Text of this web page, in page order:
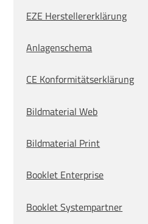
EZE Herstellererklärung
Anlagenschema
CE Konformitätserklärung
Bildmaterial Web
Bildmaterial Print
Booklet Enterprise
Booklet Systempartner